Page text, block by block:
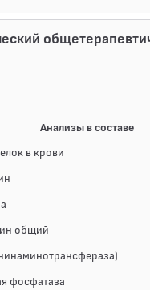
Анализы в составе
в крови
общий
фосфатаза